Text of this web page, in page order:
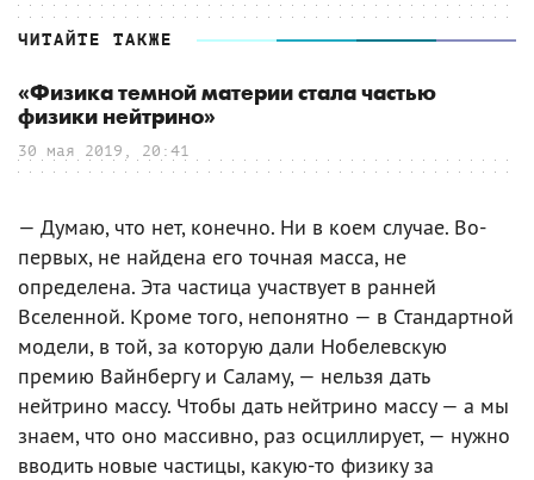
ЧИТАЙТЕ ТАКЖЕ
«Физика темной материи стала частью
физики нейтрино»
30 мая 2019, 20:41
— Думаю, что нет, конечно. Ни в коем случае. Во-
первых, не найдена его точная масса, не
определена. Эта частица участвует в ранней
Вселенной. Кроме того, непонятно — в Стандартной
модели, в той, за которую дали Нобелевскую
премию Вайнбергу и Саламу, — нельзя дать
нейтрино массу. Чтобы дать нейтрино массу — а мы
знаем, что оно массивно, раз осциллирует, — нужно
вводить новые частицы, какую-то физику за